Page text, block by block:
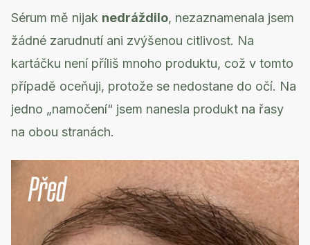
Sérum mě nijak nedráždilo, nezaznamenala jsem
žádné zarudnutí ani zvýšenou citlivost. Na
kartáčku není příliš mnoho produktu, což v tomto
případě oceňuji, protože se nedostane do očí. Na
jedno „namočení“ jsem nanesla produkt na řasy
na obou stranách.